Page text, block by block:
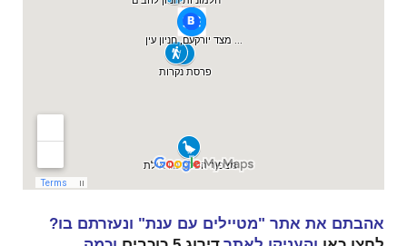
אהבתם את אתר "מטיילים עם ענת" ונעזרתם בו?